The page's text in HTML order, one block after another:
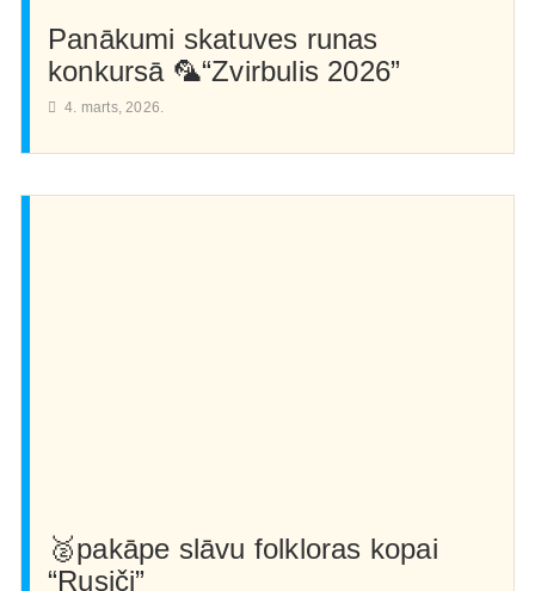
Panākumi skatuves runas
konkursā 🦜“Zvirbulis 2026”
4. marts, 2026.
🥈pakāpe slāvu folkloras kopai
“Rusiči”